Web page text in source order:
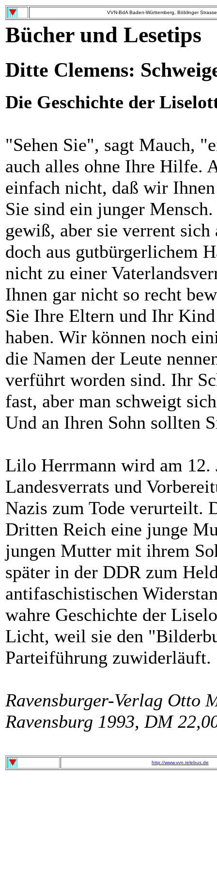
VVN-BdA Baden-Württemberg, Böblinger
Bücher und Lesetips
Ditte Clemens:
Die Geschichte der
"Sehen Sie", sagt Mauch,
auch alles ohne Ihre Hilfe.
einfach nicht, daß wir
Sie sind ein junger
gewiß, aber sie verrent
doch aus gutbürgerlichem
nicht zu einer
Ihnen gar nicht so recht
Sie Ihre Eltern und Ihr
haben. Wir können noch
die Namen der Leute
verführt worden sind. Ihr
fast, aber man schweigt
Und an Ihren Sohn sollten
Lilo Herrmann wird am 12.
Landesverrats und
Nazis zum Tode verurteilt.
Dritten Reich eine junge
jungen Mutter mit ihrem
später in der DDR zum
antifaschistischen
wahre Geschichte der
Licht, weil sie den
Parteiführung zuwiderläuft.
Ravensburger-Verlag Otto
Ravensburg 1993, DM
http://www.vvn.telebus.de